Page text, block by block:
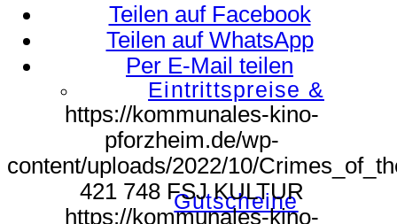
Eintrittspreise &
Gutscheine
Teilen auf Facebook
Teilen auf WhatsApp
Per E-Mail teilen
https://kommunales-kino-
pforzheim.de/wp-
content/uploads/2022/10/
421 748 FSJ KULTUR
https://kommunales-kino-